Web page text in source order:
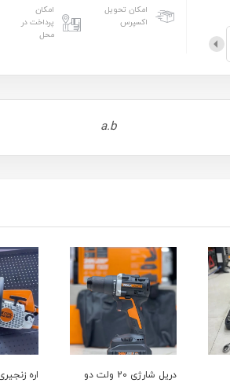
امکان تحویل
اکسپرس
امکان
پرداخت در
محل
a.b
دریل شارژی 20 ولت دو